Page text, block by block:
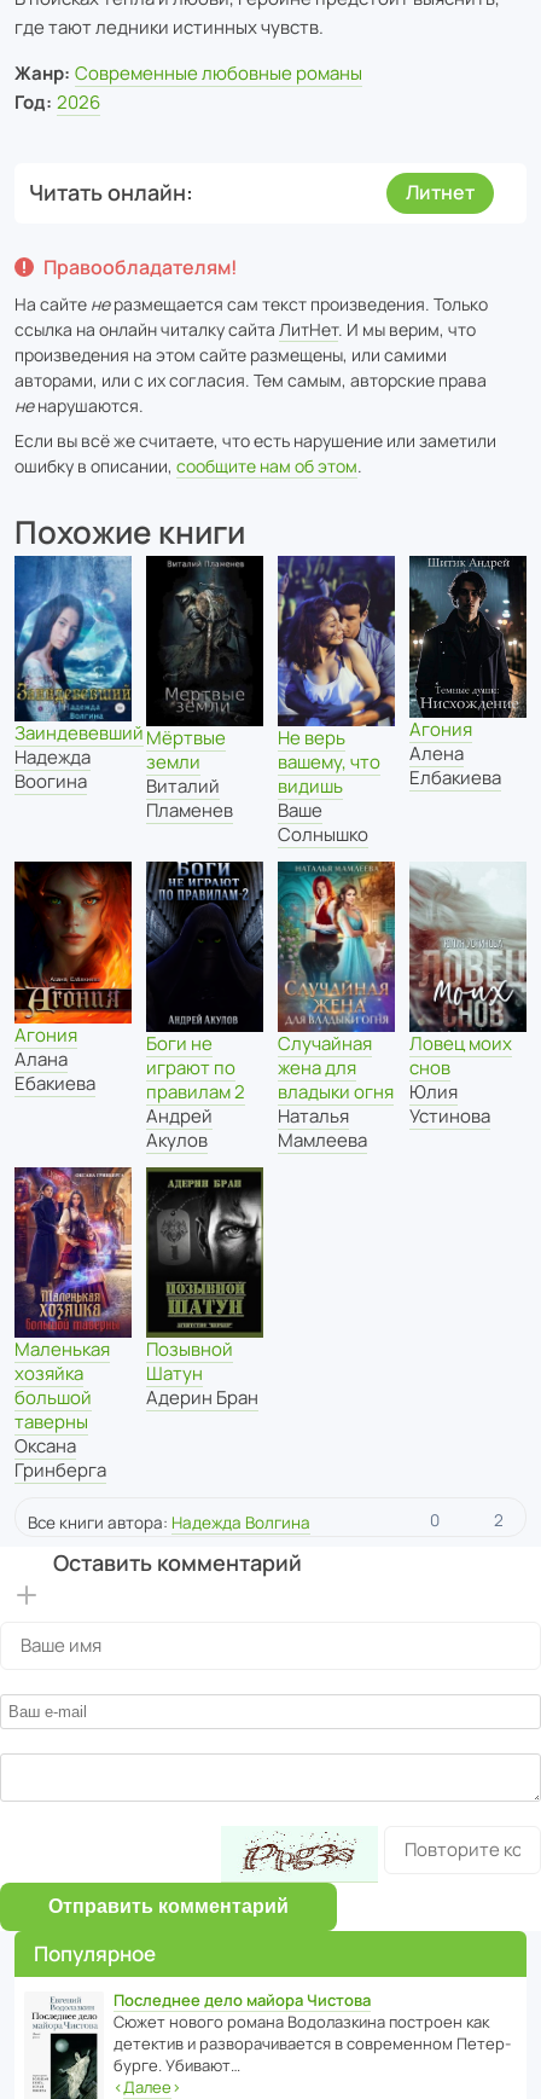
где тают ледники истинных чувств.
Жанр: Современные любовные романы
Год: 2026
Читать онлайн Литнет
Правообладателям!
На сайте неразмещается сам текст произведения. Только
ссылка на онлайн читалку сайта ЛитНет. И мы верим, что
произведения на этом сайте размещены, или самими
авторами, или с их согласия. Тем самым, авторские права
ненарушаются.
Если вы всё же считаете, что есть нарушение или заметили
ошибку в описании, сообщите нам об этом.
Похожие книги
Заиндевевший
Надежда
Воогина
Мёртвые
земли
Виталий
Пламенев
Не верь
вашему, что
видишь
Ваше
Солнышко
Агония
Алена
Елбакиева
Агония
Алана
Ебакиева
Боги не
играют по
правилам 2
Андрей
Акулов
Случайная
жена для
владыки огня
Наталья
Мамлеева
Ловец моих
снов
Юлия
Устинова
Маленькая
хозяйка
большой
таверны
Оксана
Гринберга
Позывной
Шатун
Адерин Бран
Все книги автора: Надежда Волгина 0 2
Оставить комментарий
Отправить комментарий
Популярное
Последнее дело майора Чистова
Сюжет нового романа Водо­ла­з­кина пост­роен как
дете­ктив и разво­ра­чи­ва­ется в совре­менном Пете­р­
бурге. Убивают…
‹Далее›